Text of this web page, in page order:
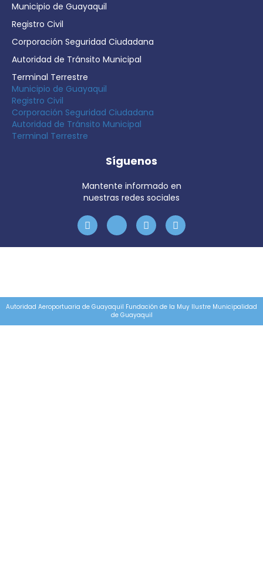
Municipio de Guayaquil
Registro Civil
Corporación Seguridad Ciudadana
Autoridad de Tránsito Municipal
Terminal Terrestre
Municipio de Guayaquil
Registro Civil
Corporación Seguridad Ciudadana
Autoridad de Tránsito Municipal
Terminal Terrestre
Síguenos
Mantente informado en
nuestras redes sociales
Autoridad Aeroportuaria de Guayaquil Fundación de la Muy Ilustre Municipalidad
de Guayaquil